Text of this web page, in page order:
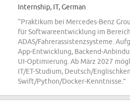
Internship, IT, German
“Praktikum bei Mercedes-Benz
für Softwareentwicklung im Bereich
ADAS/Fahrerassistenzsysteme.
App-Entwicklung, Backend-
UI-Optimierung. Ab März 2027
IT/ET-Studium, Deutsch/
Swift/Python/Docker-Kenntnisse.”